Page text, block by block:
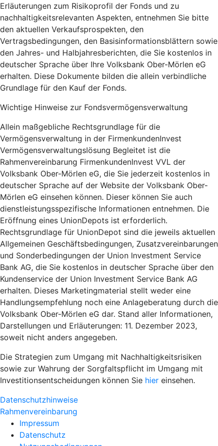
Erläuterungen zum Risikoprofil der Fonds und zu
nachhaltigkeitsrelevanten Aspekten, entnehmen Sie bitte
den aktuellen Verkaufsprospekten, den
Vertragsbedingungen, den Basisinformationsblättern sowie
den Jahres- und Halbjahresberichten, die Sie kostenlos in
deutscher Sprache über Ihre Volksbank Ober-Mörlen eG
erhalten. Diese Dokumente bilden die allein verbindliche
Grundlage für den Kauf der Fonds.
Wichtige Hinweise zur Fondsvermögensverwaltung
Allein maßgebliche Rechtsgrundlage für die
Vermögensverwaltung in der FirmenkundenInvest
Vermögensverwaltungslösung Begleitet ist die
Rahmenvereinbarung FirmenkundenInvest VVL der
Volksbank Ober-Mörlen eG, die Sie jederzeit kostenlos in
deutscher Sprache auf der Website der Volksbank Ober-
Mörlen eG einsehen können. Dieser können Sie auch
dienstleistungsspezifische Informationen entnehmen. Die
Eröffnung eines UnionDepots ist erforderlich.
Rechtsgrundlage für UnionDepot sind die jeweils aktuellen
Allgemeinen Geschäftsbedingungen, Zusatzvereinbarungen
und Sonderbedingungen der Union Investment Service
Bank AG, die Sie kostenlos in deutscher Sprache über den
Kundenservice der Union Investment Service Bank AG
erhalten. Dieses Marketingmaterial stellt weder eine
Handlungsempfehlung noch eine Anlageberatung durch die
Volksbank Ober-Mörlen eG dar. Stand aller Informationen,
Darstellungen und Erläuterungen: 11. Dezember 2023,
soweit nicht anders angegeben.
Die Strategien zum Umgang mit Nachhaltigkeitsrisiken
sowie zur Wahrung der Sorgfaltspflicht im Umgang mit
Investitionsentscheidungen können Sie hier einsehen.
Datenschutzhinweise
Rahmenvereinbarung
Impressum
Datenschutz